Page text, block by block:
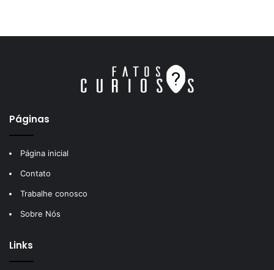
Páginas
Página inicial
Contato
Trabalhe conosco
Sobre Nós
Links